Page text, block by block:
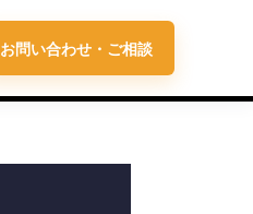
お問い合わせ・ご相談